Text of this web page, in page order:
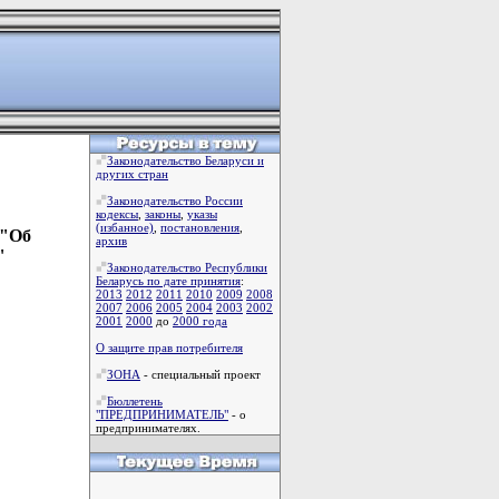
"Об
Законодательство Беларуси и
других стран
Законодательство России
кодексы законы указы
(избанное) постановления
архив
Законодательство Республики
Беларусь по дате принятия:
2013 2012 2011 2010 2009 2008
2007 2006 2005 2004 2003 2002
2001 2000 до 2000 года
О защите прав потребителя
ЗОНА - специальный проект
Бюллетень
"ПРЕДПРИНИМАТЕЛЬ" - о
предпринимателях.